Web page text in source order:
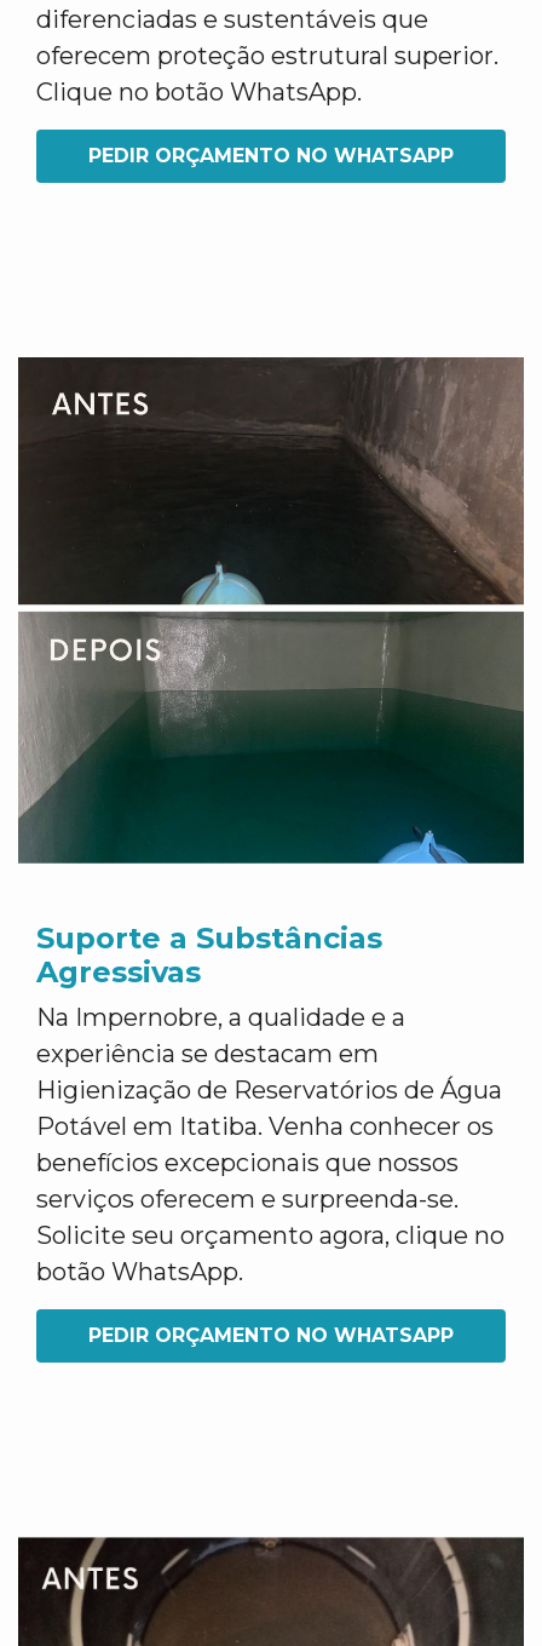
diferenciadas e sustentáveis que
oferecem proteção estrutural superior.
Clique no botão WhatsApp.
PEDIR ORÇAMENTO NO WHATSAPP
Suporte a Substâncias
Agressivas
Na Impernobre, a qualidade e a
experiência se destacam em
Higienização de Reservatórios de Água
Potável em Itatiba. Venha conhecer os
benefícios excepcionais que nossos
serviços oferecem e surpreenda-se.
Solicite seu orçamento agora, clique no
botão WhatsApp.
PEDIR ORÇAMENTO NO WHATSAPP